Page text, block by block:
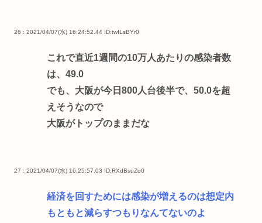
26 : 2021/04/07(水) 16:24:52.44 ID:twILsBYr0
これで直近1週間の10万人あたりの感染者数
は、49.0
でも、大阪が今日800人台後半で、50.0を超
えそうなので
大阪がトップのままだな
27 : 2021/04/07(水) 16:25:57.03 ID:RXdBsuZo0
経済を回すためには感染が増えるのは想定内
もともと減らすつもりなんてないのよ